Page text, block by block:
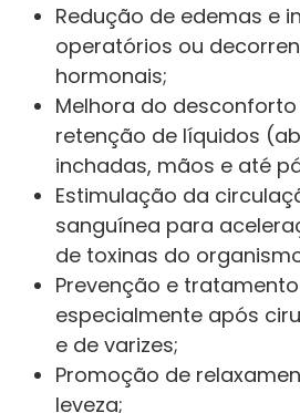
Redução de edemas e
operatórios ou
hormonais;
Melhora do
retenção de líquidos
inchadas, mãos e até
Estimulação da
sanguínea para
de toxinas do
Prevenção e
especialmente após
e de varizes;
Promoção de
leveza;